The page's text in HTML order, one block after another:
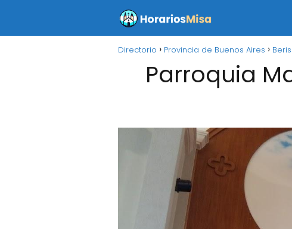
Directorio Provincia de Buenos Aires
Parroquia